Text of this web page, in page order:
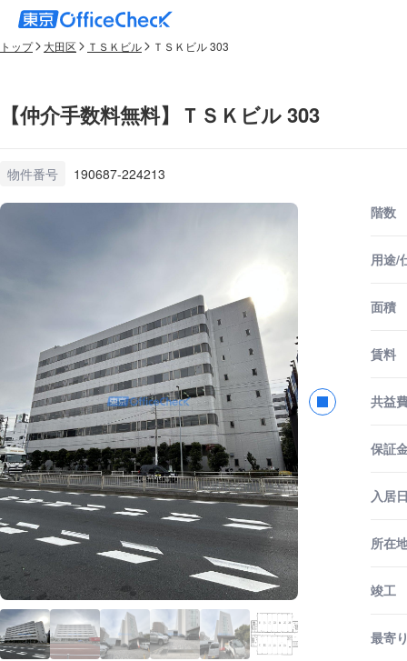
トップ 大田区 ＴＳＫビル ＴＳＫビル 303
【仲介手数料無料】ＴＳＫビル 303
物件番号 190687-224213
階数
用途/
面積
賃料
共益
保証
入居
所在
竣工
最寄